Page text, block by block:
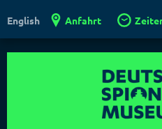
English Anfahrt